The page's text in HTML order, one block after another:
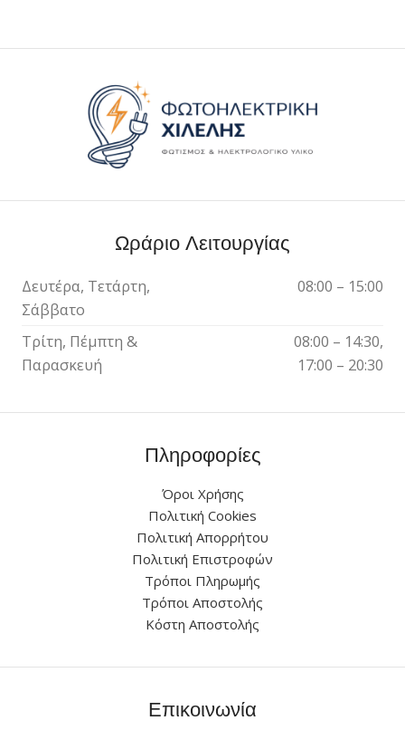
Ωράριο Λειτουργίας
Δευτέρα, Τετάρτη,
Σάββατο
08:00 – 15:00
Τρίτη, Πέμπτη &
Παρασκευή
08:00 – 14:30,
17:00 – 20:30
Πληροφορίες
Όροι Χρήσης
Πολιτική Cookies
Πολιτική Απορρήτου
Πολιτική Επιστροφών
Τρόποι Πληρωμής
Τρόποι Αποστολής
Κόστη Αποστολής
Επικοινωνία